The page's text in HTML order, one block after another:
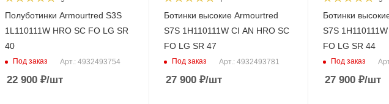
Полуботинки Armourtred S3S
1L110111W HRO SC FO LG SR
40
Под заказ Арт.: 4932493754
22 900 ₽/шт
Ботинки высокие Armourtred
S7S 1H110111W CI AN HRO SC
FO LG SR 47
Под заказ Арт.: 4932493781
27 900₽/шт
Ботинки
S7S
FO LG SR 44
Под заказ
27 900₽/шт